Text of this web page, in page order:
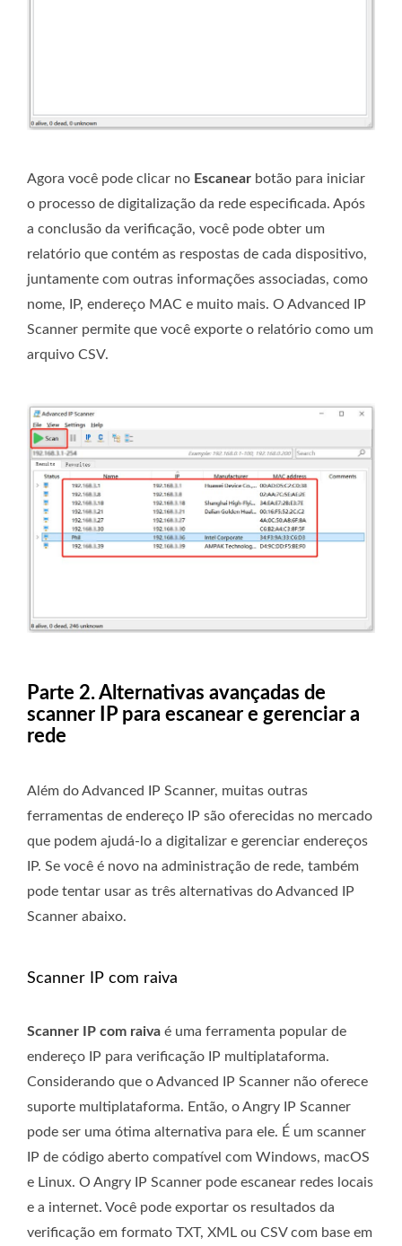
Agora você pode clicar no Escanear botão para iniciar
o processo de digitalização da rede especificada. Após
a conclusão da verificação, você pode obter um
relatório que contém as respostas de cada dispositivo,
juntamente com outras informações associadas, como
nome, IP, endereço MAC e muito mais. O Advanced IP
Scanner permite que você exporte o relatório como um
arquivo CSV.
Parte 2. Alternativas avançadas de
scanner IP para escanear e gerenciar a
rede
Além do Advanced IP Scanner, muitas outras
ferramentas de endereço IP são oferecidas no mercado
que podem ajudá-lo a digitalizar e gerenciar endereços
IP. Se você é novo na administração de rede, também
pode tentar usar as três alternativas do Advanced IP
Scanner abaixo.
Scanner IP com raiva
Scanner IP com raiva é uma ferramenta popular de
endereço IP para verificação IP multiplataforma.
Considerando que o Advanced IP Scanner não oferece
suporte multiplataforma. Então, o Angry IP Scanner
pode ser uma ótima alternativa para ele. É um scanner
IP de código aberto compatível com Windows, macOS
e Linux. O Angry IP Scanner pode escanear redes locais
e a internet. Você pode exportar os resultados da
verificação em formato TXT, XML ou CSV com base em